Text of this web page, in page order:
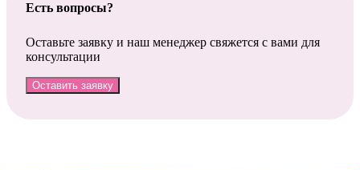
Есть вопросы?
Оставьте заявку и наш менеджер свяжется с вами для
консультации
Оставить заявку